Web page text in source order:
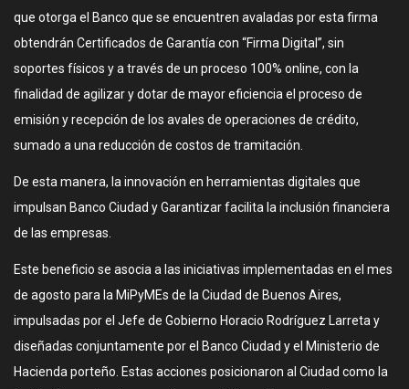
que otorga el Banco que se encuentren avaladas por esta firma
obtendrán Certificados de Garantía con “Firma Digital”, sin
soportes físicos y a través de un proceso 100% online, con la
finalidad de agilizar y dotar de mayor eficiencia el proceso de
emisión y recepción de los avales de operaciones de crédito,
sumado a una reducción de costos de tramitación.
De esta manera, la innovación en herramientas digitales que
impulsan Banco Ciudad y Garantizar facilita la inclusión financiera
de las empresas.
Este beneficio se asocia a las iniciativas implementadas en el mes
de agosto para la MiPyMEs de la Ciudad de Buenos Aires,
impulsadas por el Jefe de Gobierno Horacio Rodríguez Larreta y
diseñadas conjuntamente por el Banco Ciudad y el Ministerio de
Hacienda porteño. Estas acciones posicionaron al Ciudad como la